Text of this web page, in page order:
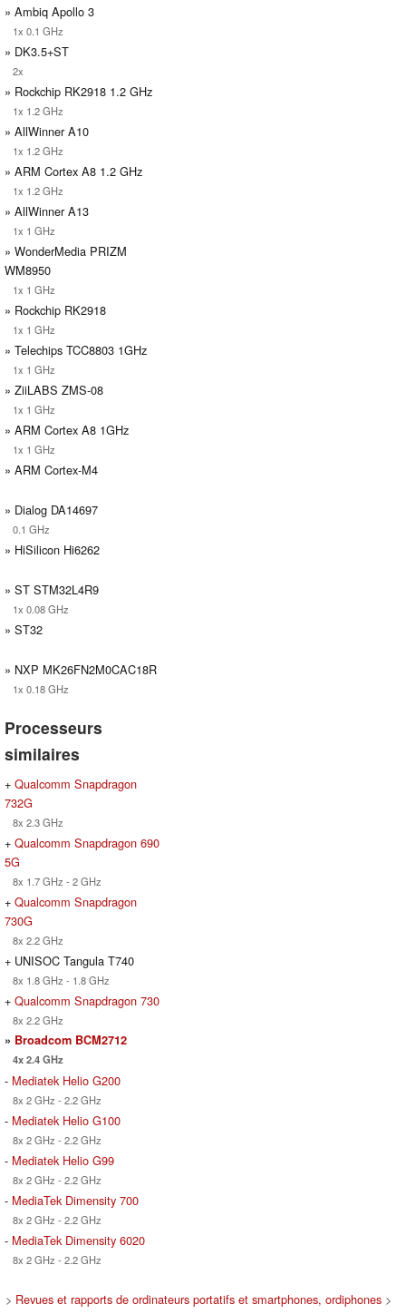
» Ambiq Apollo 3
1x 0.1 GHz
» DK3.5+ST
2x
» Rockchip RK2918 1.2 GHz
1x 1.2 GHz
» AllWinner A10
1x 1.2 GHz
» ARM Cortex A8 1.2 GHz
1x 1.2 GHz
» AllWinner A13
1x 1 GHz
» WonderMedia PRIZM
WM8950
1x 1 GHz
» Rockchip RK2918
1x 1 GHz
» Telechips TCC8803 1GHz
1x 1 GHz
» ZiiLABS ZMS-08
1x 1 GHz
» ARM Cortex A8 1GHz
1x 1 GHz
» ARM Cortex-M4
» Dialog DA14697
0.1 GHz
» HiSilicon Hi6262
» ST STM32L4R9
1x 0.08 GHz
» ST32
» NXP MK26FN2M0CAC18R
1x 0.18 GHz
Processeurs
similaires
+ Qualcomm Snapdragon
732G
8x 2.3 GHz
+ Qualcomm Snapdragon 690
5G
8x 1.7 GHz - 2 GHz
+ Qualcomm Snapdragon
730G
8x 2.2 GHz
+ UNISOC Tangula T740
8x 1.8 GHz - 1.8 GHz
+ Qualcomm Snapdragon 730
8x 2.2 GHz
» Broadcom BCM2712
4x 2.4 GHz
- Mediatek Helio G200
8x 2 GHz - 2.2 GHz
- Mediatek Helio G100
8x 2 GHz - 2.2 GHz
- Mediatek Helio G99
8x 2 GHz - 2.2 GHz
- MediaTek Dimensity 700
8x 2 GHz - 2.2 GHz
- MediaTek Dimensity 6020
8x 2 GHz - 2.2 GHz
> Revues et rapports de ordinateurs portatifs et smartphones, ordiphones >